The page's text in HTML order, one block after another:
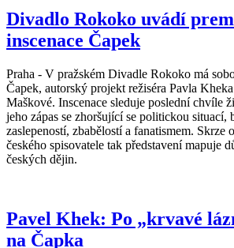
Divadlo Rokoko uvádí
inscenace Čapek
Praha - V pražském Divadle Rokoko má
Čapek, autorský projekt režiséra Pavla
Maškové. Inscenace sleduje poslední chvíle
jeho zápas se zhoršující se politickou situací,
zaslepeností, zbabělostí a fanatismem. Skrze
českého spisovatele tak představení mapuje
českých dějin.
Pavel Khek: Po „krvavé
na Čapka